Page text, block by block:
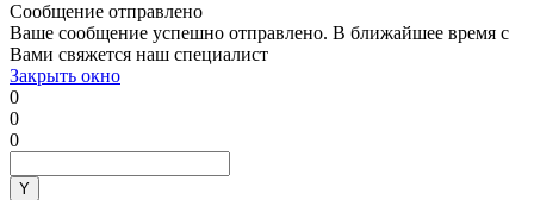
Сообщение отправлено
Ваше сообщение успешно отправлено. В ближайшее время с
Вами свяжется наш специалист
Закрыть окно
0
0
0